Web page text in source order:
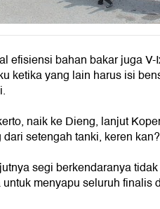
efisiensi bahan bakar juga
ketika yang lain harus isi
naik ke Dieng, lanjut
dari setengah tanki, keren
segi berkendaranya
untuk menyapu seluruh finalis